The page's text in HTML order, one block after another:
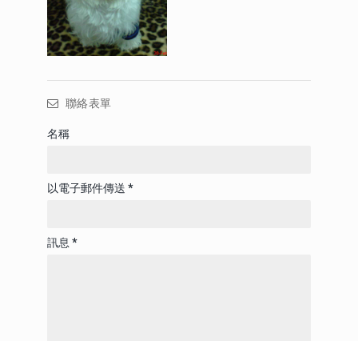
聯絡表單
名稱
以電子郵件傳送 *
訊息 *